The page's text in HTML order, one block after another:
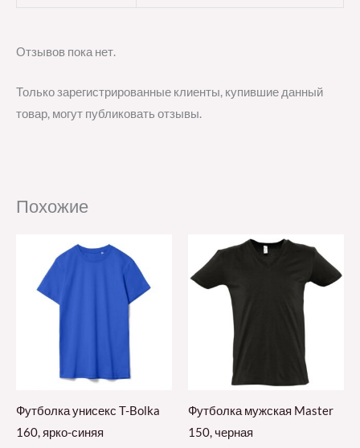
Отзывов пока нет.
Только зарегистрированные клиенты, купившие данный
товар, могут публиковать отзывы.
Похожие
Футболка унисекс T-Bolka
160, ярко-синяя
Футболка мужская Master
150, черная